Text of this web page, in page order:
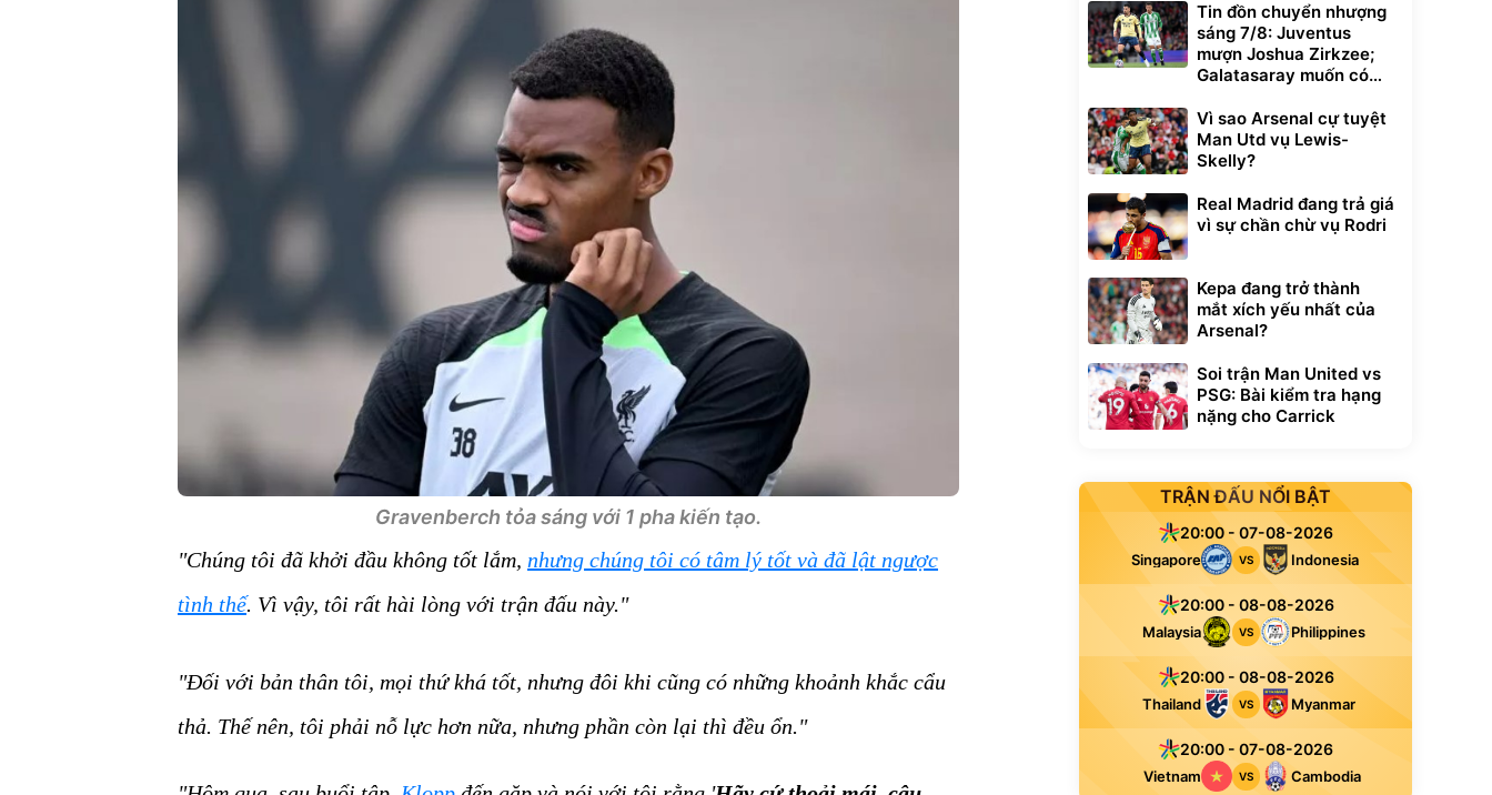
Gravenberch tỏa sáng với 1 pha kiến tạo.
"Chúng tôi đã khởi đầu không tốt lắm, nhưng chúng tôi có tâm lý tốt và đã lật ngược
tình thế. Vì vậy, tôi rất hài lòng với trận đấu này."
"Đối với bản thân tôi, mọi thứ khá tốt, nhưng đôi khi cũng có những khoảnh khắc cẩu
thả. Thế nên, tôi phải nỗ lực hơn nữa, nhưng phần còn lại thì đều ổn."
Tin đồn chuyển nhượng
sáng 7/8: Juventus
mượn Joshua Zirkzee;
Galatasaray muốn có
Vì sao Arsenal cự tuyệt
Man Utd vụ Lewis-
Skelly?
Real Madrid đang trả giá
vì sự chần chừ vụ Rodri
Kepa đang trở thành
mắt xích yếu nhất của
Arsenal?
Soi trận Man United vs
PSG: Bài kiểm tra hạng
nặng cho Carrick
TRẬN ĐẤU NỔI BẬT
20:00 - 07-08-2026
Singapore VS Indonesia
20:00 - 08-08-2026
Malaysia VS Philippines
20:00 - 08-08-2026
Thailand VS Myanmar
20:00 - 07-08-2026
Vietnam VS Cambodia